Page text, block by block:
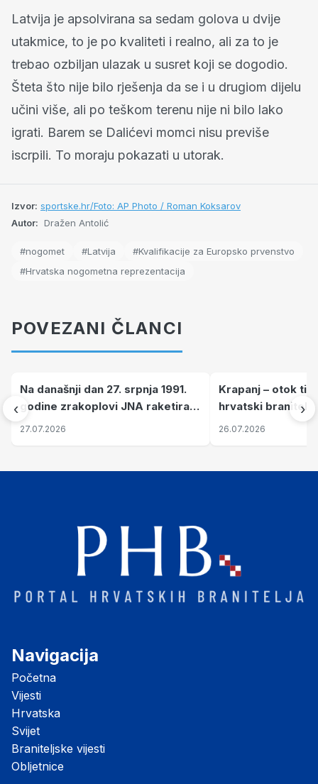
Latvija je apsolvirana sa sedam golova u dvije
utakmice, to je po kvaliteti i realno, ali za to je
trebao ozbiljan ulazak u susret koji se dogodio.
Šteta što nije bilo rješenja da se i u drugiom dijelu
učini više, ali po teškom terenu nije ni bilo lako
igrati. Barem se Dalićevi momci nisu previše
iscrpili. To moraju pokazati u utorak.
Izvor: sportske.hr/Foto: AP Photo / Roman Koksarov
Autor: Dražen Antolić
#nogomet #Latvija
#Kvalifikacije za Europsko prvenstvo
#Hrvatska nogometna reprezentacija
POVEZANI ČLANCI
‹
Na današnji dan 27. srpnja 1991.
godine zrakoplovi JNA raketirali
su vojarnu i obučni centar "Nikola
27.07.2026
Krapanj – otok
hrvatski branitelji
pronalaze mir
26.07.2026
›
Navigacija
Početna
Vijesti
Hrvatska
Svijet
Braniteljske vijesti
Obljetnice